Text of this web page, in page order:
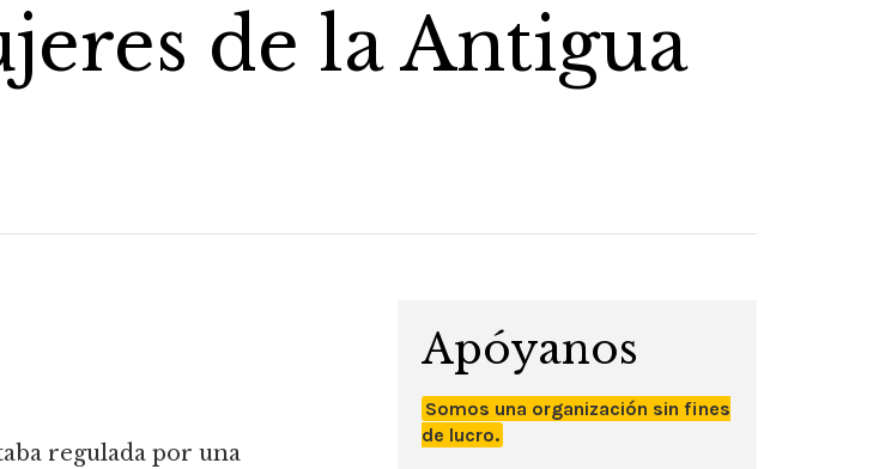
de la Antigua
regulada por una
Apóyanos
Somos una organización sin fines
de lucro.